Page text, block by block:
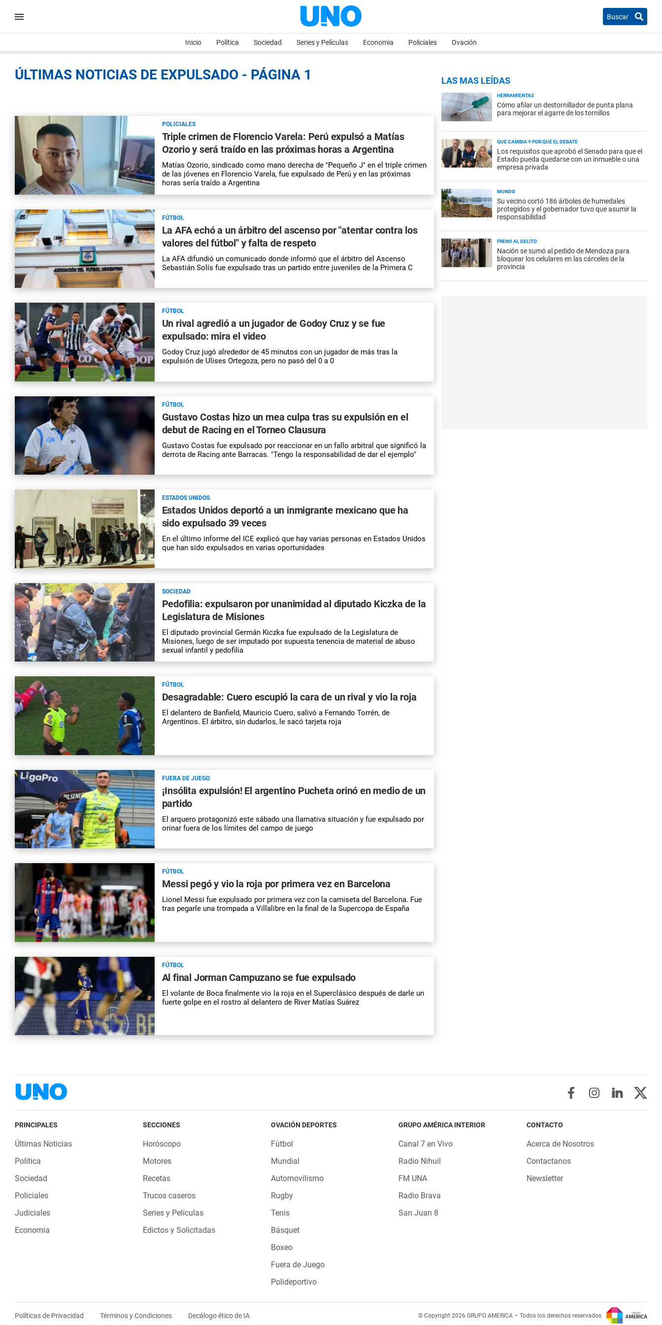
Buscar
Inicio Política Sociedad Series y Películas Economia Policiales Ovación
ÚLTIMAS NOTICIAS DE EXPULSADO - PÁGINA 1
POLICIALES
Triple crimen de Florencio Varela: Perú expulsó a Matías
Ozorio y será traído en las próximas horas a Argentina
Matías Ozorio, sindicado como mano derecha de "Pequeño J" en el triple crimen
de las jóvenes en Florencio Varela, fue expulsado de Perú y en las próximas
horas sería traído a Argentina
FÚTBOL
La AFA echó a un árbitro del ascenso por "atentar contra los
valores del fútbol" y falta de respeto
La AFA difundió un comunicado donde informó que el árbitro del Ascenso
Sebastián Solís fue expulsado tras un partido entre juveniles de la Primera C
FÚTBOL
Un rival agredió a un jugador de Godoy Cruz y se fue
expulsado: mira el video
Godoy Cruz jugó alrededor de 45 minutos con un jugador de más tras la
expulsión de Ulises Ortegoza, pero no pasó del 0 a 0
FÚTBOL
Gustavo Costas hizo un mea culpa tras su expulsión en el
debut de Racing en el Torneo Clausura
Gustavo Costas fue expulsado por reaccionar en un fallo arbitral que significó la
derrota de Racing ante Barracas. "Tengo la responsabilidad de dar el ejemplo"
ESTADOS UNIDOS
Estados Unidos deportó a un inmigrante mexicano que ha
sido expulsado 39 veces
En el último informe del ICE explicó que hay varias personas en Estados Unidos
que han sido expulsados en varias oportunidades
SOCIEDAD
Pedofilia: expulsaron por unanimidad al diputado Kiczka de la
Legislatura de Misiones
El diputado provincial Germán Kiczka fue expulsado de la Legislatura de
Misiones, luego de ser imputado por supuesta tenencia de material de abuso
sexual infantil y pedofilia
FÚTBOL
Desagradable: Cuero escupió la cara de un rival y vio la roja
El delantero de Banfield, Mauricio Cuero, salivó a Fernando Torrén, de
Argentinos. El árbitro, sin dudarlos, le sacó tarjeta roja
FUERA DE JUEGO
¡Insólita expulsión! El argentino Pucheta orinó en medio de un
partido
El arquero protagonizó este sábado una llamativa situación y fue expulsado por
orinar fuera de los límites del campo de juego
FÚTBOL
Messi pegó y vio la roja por primera vez en Barcelona
Lionel Messi fue expulsado por primera vez con la camiseta del Barcelona. Fue
tras pegarle una trompada a Villalibre en la final de la Supercopa de España
FÚTBOL
Al final Jorman Campuzano se fue expulsado
El volante de Boca finalmente vio la roja en el Superclásico después de darle un
fuerte golpe en el rostro al delantero de River Matías Suárez
LAS MAS LEÍDAS
HERRAMIENTAS
Cómo afilar un destornillador de punta plana
para mejorar el agarre de los tornillos
QUÉ CAMBIA Y POR QUÉ EL DEBATE
Los requisitos que aprobó el Senado para que el
Estado pueda quedarse con un inmueble o una
empresa privada
MUNDO
Su vecino cortó 186 árboles de humedales
protegidos y el gobernador tuvo que asumir la
responsabilidad
FRENO AL DELITO
Nación se sumó al pedido de Mendoza para
bloquear los celulares en las cárceles de la
provincia
PRINCIPALES
Últimas Noticias
Política
Sociedad
Policiales
Judiciales
Economia
SECCIONES
Horóscopo
Motores
Recetas
Trucos caseros
Series y Películas
Edictos y Solicitadas
OVACIÓN DEPORTES
Fútbol
Mundial
Automovilismo
Rugby
Tenis
Básquet
Boxeo
Fuera de Juego
Polideportivo
GRUPO AMÉRICA INTERIOR
Canal 7 en Vivo
Radio Nihuil
FM UNA
Radio Brava
San Juan 8
CONTACTO
Acerca de Nosotros
Contactanos
Newsletter
Políticas de Privacidad Términos y Condiciones Decálogo ético de IA © Copyright 2026 GRUPO AMERICA – Todos los derechos reservados